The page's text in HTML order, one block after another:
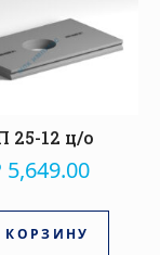
25-12 ц/о
5,649.00
КОРЗИНУ